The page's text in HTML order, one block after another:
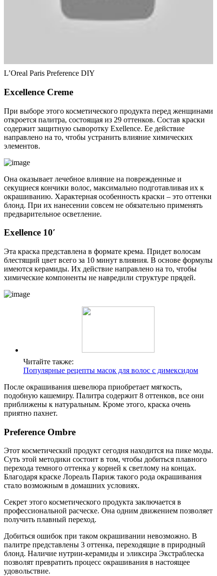
L’Oreal Paris Preference DIY
Excellence Creme
При выборе этого косметического продукта перед женщинами
откроется палитра, состоящая из 29 оттенков. Состав краски
содержит защитную сыворотку Exellence. Ее действие
направлено на то, чтобы устранить влияние химических
элементов.
Она оказывает лечебное влияние на поврежденные и
секущиеся кончики волос, максимально подготавливая их к
окрашиванию. Характерная особенность краски – это оттенки
блонд. При их нанесении совсем не обязательно применять
предварительное осветление.
Exellence 10′
Эта краска представлена в формате крема. Придет волосам
блестящий цвет всего за 10 минут влияния. В основе формулы
имеются керамиды. Их действие направлено на то, чтобы
химические компоненты не навредили структуре прядей.
Читайте также:
Популярные рецепты масок для волос с димексидом
После окрашивания шевелюра приобретает мягкость,
подобную кашемиру. Палитра содержит 8 оттенков, все они
приближены к натуральным. Кроме этого, краска очень
приятно пахнет.
Preference Ombre
Этот косметический продукт сегодня находится на пике моды.
Суть этой методики состоит в том, чтобы добиться плавного
перехода темного оттенка у корней к светлому на концах.
Благодаря краске Лореаль Париж такого рода окрашивания
стало возможным в домашних условиях.
Секрет этого косметического продукта заключается в
профессиональной расческе. Она одним движением позволяет
получить плавный переход.
Добиться ошибок при таком окрашивании невозможно. В
палитре представлены 3 оттенка, переходящие в природный
блонд. Наличие нутрии-керамиды и эликсира Экстраблеска
позволят превратить процесс окрашивания в настоящее
удовольствие.